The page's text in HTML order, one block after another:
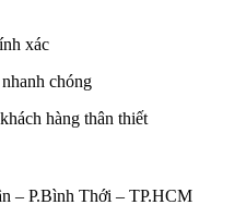
xác
chóng
hàng thân thiết
– P.Bình Thới – TP.HCM